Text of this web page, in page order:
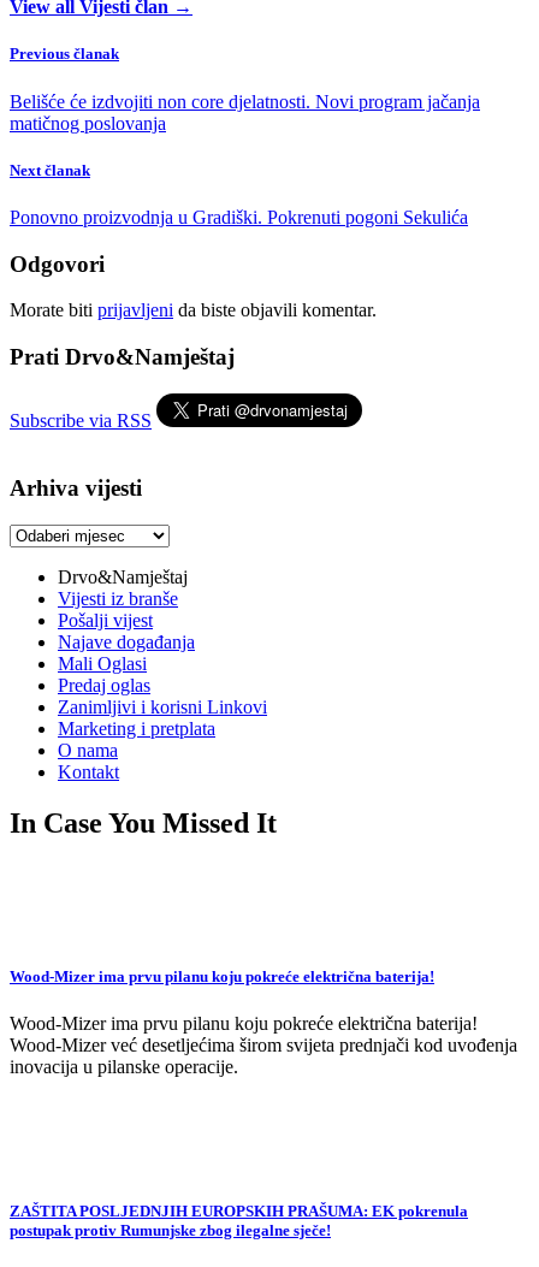
View all Vijesti član →
Previous članak
Belišće će izdvojiti non core djelatnosti. Novi program jačanja
matičnog poslovanja
Next članak
Ponovno proizvodnja u Gradiški. Pokrenuti pogoni Sekulića
Odgovori
Morate biti prijavljeni da biste objavili komentar.
Prati Drvo&Namještaj
Subscribe via RSS
Arhiva vijesti
Arhiva
Drvo&Namještaj
Vijesti iz branše
Pošalji vijest
Najave događanja
Mali Oglasi
Predaj oglas
Zanimljivi i korisni Linkovi
Marketing i pretplata
O nama
Kontakt
In Case You Missed It
Wood-Mizer ima prvu pilanu koju pokreće električna baterija!
Wood-Mizer ima prvu pilanu koju pokreće električna baterija!
Wood-Mizer već desetljećima širom svijeta prednjači kod uvođenja
inovacija u pilanske operacije.
ZAŠTITA POSLJEDNJIH EUROPSKIH PRAŠUMA: EK pokrenula
postupak protiv Rumunjske zbog ilegalne sječe!